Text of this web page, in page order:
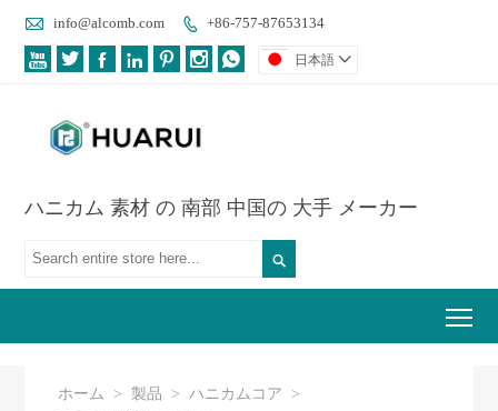
 info@alcomb.com  +86-757-87653134
       日本語 
ハニカム 素材 の 南部 中国の 大手 メーカー

ホーム > 製品 > ハニカムコア
>